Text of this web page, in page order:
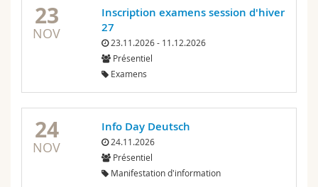
23
NOV
Inscription examens session d'hiver
27
23.11.2026 - 11.12.2026
Présentiel
Examens
24
NOV
Info Day Deutsch
24.11.2026
Présentiel
Manifestation d'information